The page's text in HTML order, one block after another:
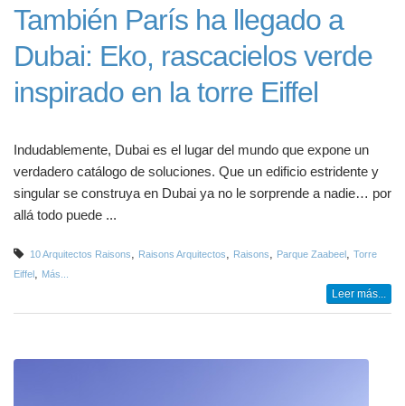
También París ha llegado a
Dubai: Eko, rascacielos verde
inspirado en la torre Eiffel
Indudablemente, Dubai es el lugar del mundo que expone un
verdadero catálogo de soluciones. Que un edificio estridente y
singular se construya en Dubai ya no le sorprende a nadie… por
allá todo puede ...
10 Arquitectos Raisons, Raisons Arquitectos, Raisons, Parque Zaabeel , Torre
Eiffel , Más...
Leer más...